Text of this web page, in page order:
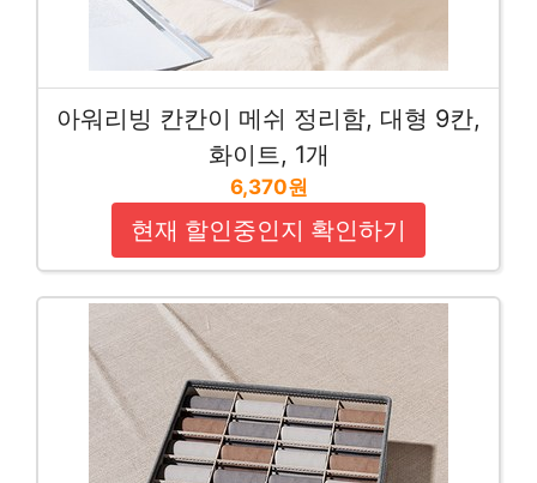
아워리빙 칸칸이 메쉬 정리함, 대형 9칸,
화이트, 1개
6,370원
현재 할인중인지 확인하기